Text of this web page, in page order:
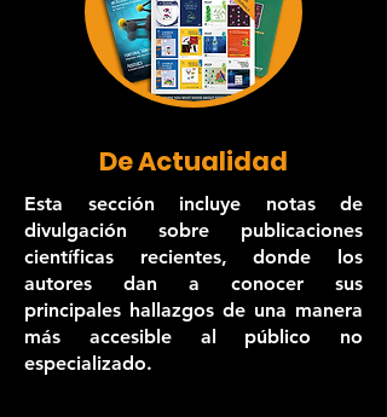
De Actualidad
Esta sección incluye notas de
divulgación sobre publicaciones
científicas recientes, donde los
autores dan a conocer sus
principales hallazgos de una manera
más accesible al público no
especializado.